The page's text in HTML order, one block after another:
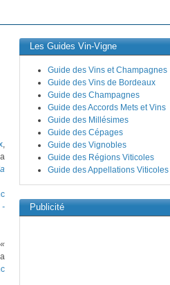
,
-
«
Les Guides Vin-Vigne
Guide des Vins et Champagnes
Guide des Vins de Bordeaux
Guide des Champagnes
Guide des Accords Mets et Vins
Guide des Millésimes
Guide des Cépages
Guide des Vignobles
Guide des Régions Viticoles
Guide des Appellations Viticoles
Publicité